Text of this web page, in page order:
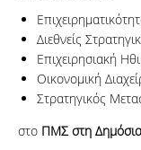
Διεθνείς
Επιχειρησιακή
Οικονομική
Στρατηγικός
στο ΠΜΣ στη Δημόσια